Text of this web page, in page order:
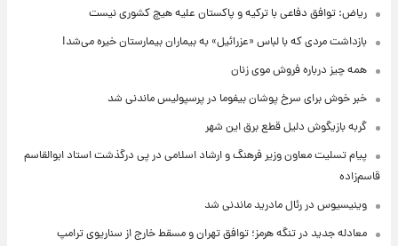
ریاض: توافق دفاعی با ترکیه و پاکستان علیه هیچ کشوری نیست
بازداشت مردی که با لباس «عزرائیل» به بیماران بیمارستان خیره می‌شد!
همه چیز درباره فروش موی زنان
خبر خوش برای سرخ پوشان بیفوما در پرسپولیس ماندنی شد
گربه بازیگوش دلیل قطع برق این شهر
پیام تسلیت معاون وزیر فرهنگ و ارشاد اسلامی در پی درگذشت استاد ابوالقاسم
قاسم‌زاده
وینیسیوس در رئال مادرید ماندنی شد
معادله جدید در تنگه هرمز؛ توافق تهران و مسقط خارج از سناریوی ترامپ